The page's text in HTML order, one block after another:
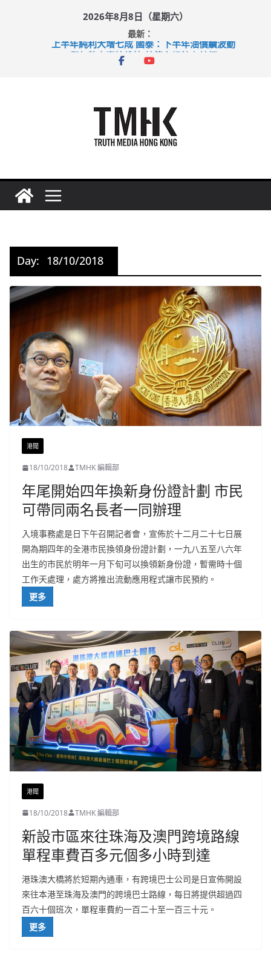
2026年8月8日（星期六）
最新：
上半年純利大增七成 國泰：下半年油價續波動
拜仁熱身賽挫維拉 啟德主場館奪錦標
Day: 18/10/2018
港聞
18/10/2018 TMHK 編輯部
年尾開始四年換新身份證計劃 市民
可帶同兩名長者一同辦理
入境事務處是日下午召開記者會，宣佈於十二月二十七日展
開為期四年的全港市民換領身份證計劃，一九八五至八六年
出生的市民於明年一月下旬可以換領新身份證，暫需時十個
工作天處理，處方將推出流動應用程式讓市民預約。
更多
港聞
18/10/2018 TMHK 編輯部
新設市區來往珠海及澳門跨境路線
單程車費百多元個多小時到達
港珠澳大橋將於短期內通車，有跨境巴士公司是日宣佈開設
來往本港至珠海及澳門的跨境巴士路線，每日將提供超過四
百六十個班次，單程車費約一百二十至一百三十元。
更多